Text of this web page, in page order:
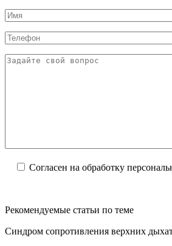
Согласен на обработку
Рекомендуемые статьи по теме
Синдром сопротивления верхних